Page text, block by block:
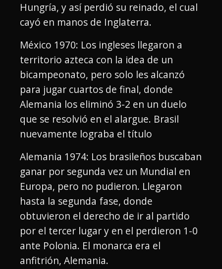
Hungría, y así perdió su reinado, el cual
cayó en manos de Inglaterra.
México 1970: Los ingleses llegaron a
territorio azteca con la idea de un
bicampeonato, pero solo les alcanzó
para jugar cuartos de final, donde
Alemania los eliminó 3-2 en un duelo
que se resolvió en el alargue. Brasil
nuevamente lograba el título
Alemania 1974: Los brasileños buscaban
ganar por segunda vez un Mundial en
Europa, pero no pudieron. Llegaron
hasta la segunda fase, donde
obtuvieron el derecho de ir al partido
por el tercer lugar y en el perdieron 1-0
ante Polonia. El monarca era el
anfitrión, Alemania.